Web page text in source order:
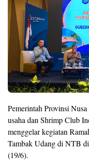
Pemerintah Provinsi
usaha dan Shrimp Club
menggelar kegiatan
Tambak Udang di NTB
(19/6).